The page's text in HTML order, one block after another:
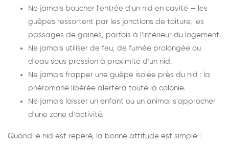
Ne jamais boucher l'entrée d'un nid en cavité — les
guêpes ressortent par les jonctions de toiture, les
passages de gaines, parfois à l'intérieur du logement.
Ne jamais utiliser de feu, de fumée prolongée ou
d'eau sous pression à proximité d'un nid.
Ne jamais frapper une guêpe isolée près du nid : la
phéromone libérée alertera toute la colonie.
Ne jamais laisser un enfant ou un animal s'approcher
d'une zone d'activité.
Quand le nid est repéré, la bonne attitude est simple :